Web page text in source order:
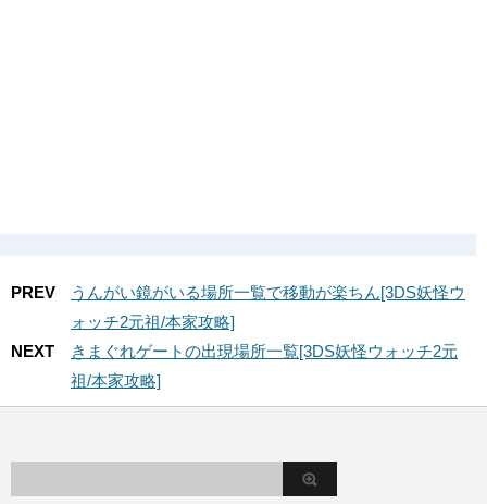
PREV
うんがい鏡がいる場所一覧で移動が楽ちん[3DS妖怪ウ
ォッチ2元祖/本家攻略]
NEXT
きまぐれゲートの出現場所一覧[3DS妖怪ウォッチ2元
祖/本家攻略]